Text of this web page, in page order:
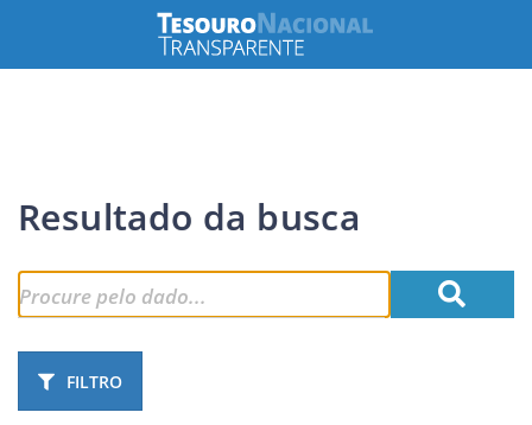
Resultado da busca
FILTRO